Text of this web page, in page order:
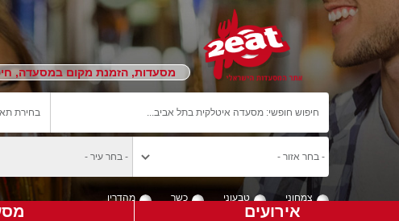
מסעדות, הזמנת מקום במסעדה,
צמחוני טבעוני כשר מהדרין
אירועים